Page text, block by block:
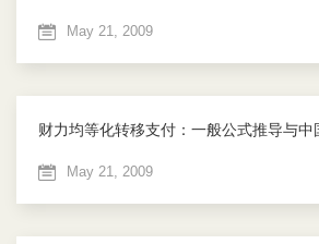
May 21, 2009
财力均等化转移支付：一般公式推导与中
May 21, 2009